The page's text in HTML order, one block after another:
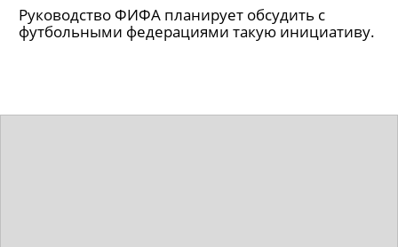
Руководство ФИФА планирует обсудить с
футбольными федерациями такую инициативу.